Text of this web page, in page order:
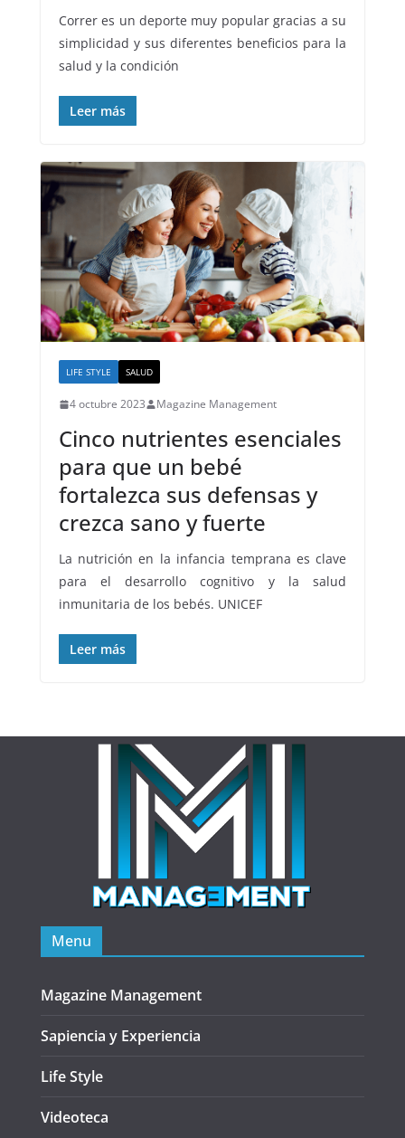
Correr es un deporte muy popular gracias a su
simplicidad y sus diferentes beneficios para la
salud y la condición
Leer más
LIFE STYLE SALUD
4 octubre 2023 Magazine Management
Cinco nutrientes esenciales
para que un bebé
fortalezca sus defensas y
crezca sano y fuerte
La nutrición en la infancia temprana es clave
para el desarrollo cognitivo y la salud
inmunitaria de los bebés. UNICEF
Leer más
Menu
Magazine Management
Sapiencia y Experiencia
Life Style
Videoteca